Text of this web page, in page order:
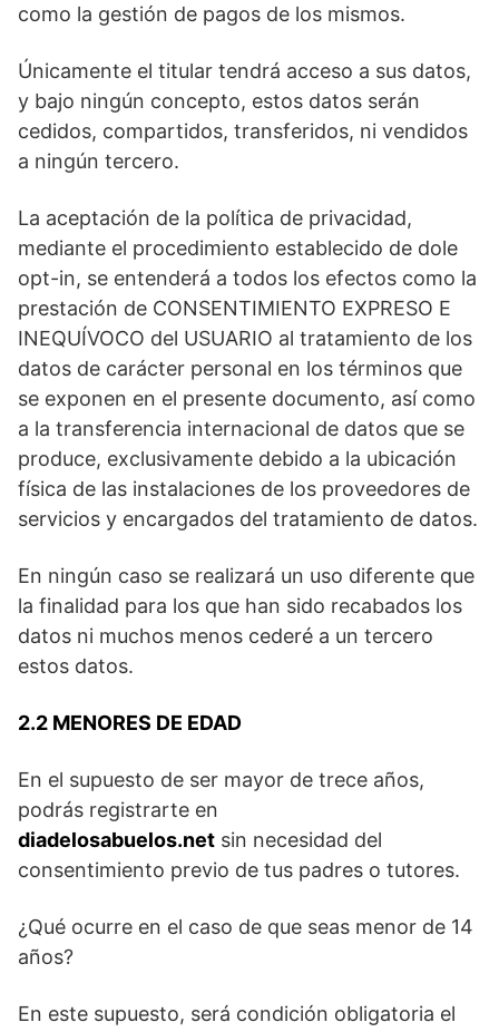
como la gestión de pagos de los mismos.
Únicamente el titular tendrá acceso a sus datos,
y bajo ningún concepto, estos datos serán
cedidos, compartidos, transferidos, ni vendidos
a ningún tercero.
La aceptación de la política de privacidad,
mediante el procedimiento establecido de dole
opt-in, se entenderá a todos los efectos como la
prestación de CONSENTIMIENTO EXPRESO E
INEQUÍVOCO del USUARIO al tratamiento de los
datos de carácter personal en los términos que
se exponen en el presente documento, así como
a la transferencia internacional de datos que se
produce, exclusivamente debido a la ubicación
física de las instalaciones de los proveedores de
servicios y encargados del tratamiento de datos.
En ningún caso se realizará un uso diferente que
la finalidad para los que han sido recabados los
datos ni muchos menos cederé a un tercero
estos datos.
2.2 MENORES DE EDAD
En el supuesto de ser mayor de trece años,
podrás registrarte en
diadelosabuelos.net sin necesidad del
consentimiento previo de tus padres o tutores.
¿Qué ocurre en el caso de que seas menor de 14
años?
En este supuesto, será condición obligatoria el